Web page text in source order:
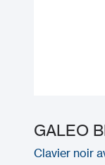
GALEO
Clavier noir